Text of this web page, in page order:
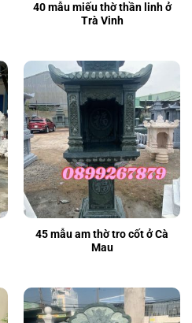
40 mẫu miếu thờ thần linh ở
Trà Vinh
45 mẫu am thờ tro cốt ở Cà
Mau